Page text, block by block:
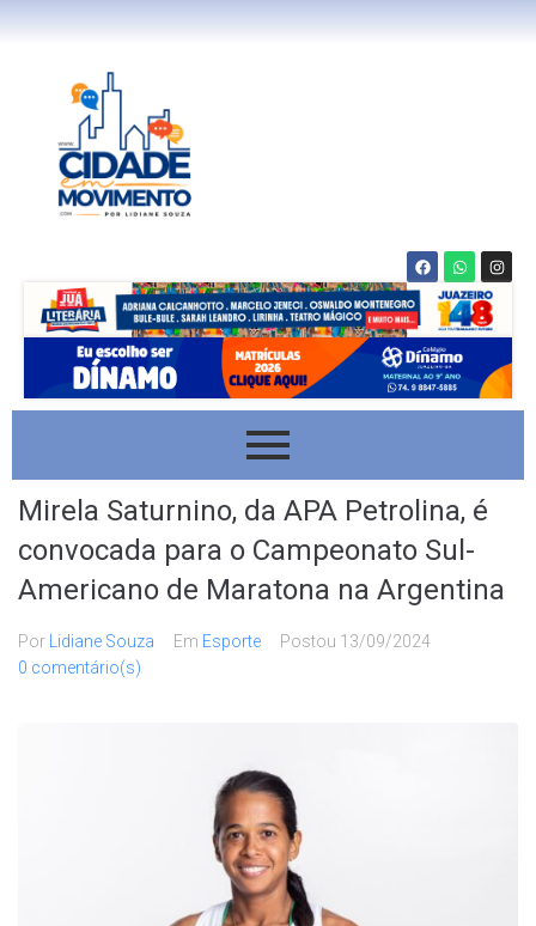
Mirela Saturnino, da APA Petrolina, é
convocada para o Campeonato Sul-
Americano de Maratona na Argentina
Por Lidiane Souza Em Esporte Postou 13/09/2024
0 comentário(s)